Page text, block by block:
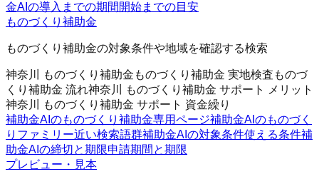
金AIの導入までの期間 開始までの目安
ものづくり補助金
ものづくり補助金の対象条件や地域を確認する検索
神奈川 ものづくり補助金 ものづくり補助金 実地検査 ものづ
くり補助金 流れ神奈川 ものづくり補助金 サポート メリット
神奈川 ものづくり補助金 サポート 資金繰り
補助金AIのものづくり補助金専用ページ補助金AIのものづく
りファミリー近い検索語群補助金AIの対象条件使える条件補
助金AIの締切と期限申請期間と期限
プレビュー・見本